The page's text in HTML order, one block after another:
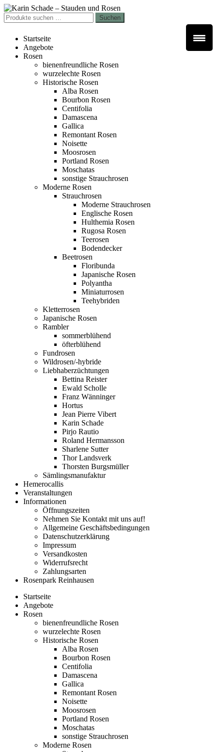
Zur
Navigation
springen
Zum
Inhalt
springen
Suchen
nach:
Suchen
Startseite
Angebote
Rosen
bienenfreundliche Rosen
wurzelechte Rosen
Historische Rosen
Alba Rosen
Bourbon Rosen
Centifolia
Damascena
Gallica
Remontant Rosen
Noisette
Moosrosen
Portland Rosen
Moschatas
sonstige Strauchrosen
Moderne Rosen
Strauchrosen
Moderne Strauchrosen
Englische Rosen
Hulthemia Rosen
Rugosa Rosen
Teerosen
Bodendecker
Beetrosen
Floribunda
Japanische Rosen
Polyantha
Miniaturrosen
Teehybriden
Kletterrosen
Japanische Rosen
Rambler
sommerblühend
öfterblühend
Fundrosen
Wildrosen/-hybride
Liebhaberzüchtungen
Bettina Reister
Ewald Scholle
Franz Wänninger
Hortus
Jean Pierre Vibert
Karin Schade
Pirjo Rautio
Roland Hermansson
Sharlene Sutter
Thor Landsverk
Thorsten Burgsmüller
Sämlingsmanufaktur
Hemerocallis
Veranstaltungen
Informationen
Öffnungszeiten
Nehmen Sie Kontakt mit uns auf!
Allgemeine Geschäftsbedingungen
Datenschutzerklärung
Impressum
Versandkosten
Widerrufsrecht
Zahlungsarten
Rosenpark Reinhausen
Startseite
Angebote
Rosen
bienenfreundliche Rosen
wurzelechte Rosen
Historische Rosen
Alba Rosen
Bourbon Rosen
Centifolia
Damascena
Gallica
Remontant Rosen
Noisette
Moosrosen
Portland Rosen
Moschatas
sonstige Strauchrosen
Moderne Rosen